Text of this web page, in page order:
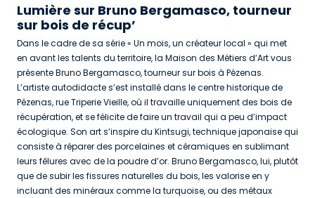
Lumière sur Bruno Bergamasco, tourneur
sur bois de récup’
Dans le cadre de sa série « Un mois, un créateur local » qui met
en avant les talents du territoire, la Maison des Métiers d’Art vous
présente Bruno Bergamasco, tourneur sur bois à Pézenas.
L’artiste autodidacte s’est installé dans le centre historique de
Pézenas, rue Triperie Vieille, où il travaille uniquement des bois de
récupération, et se félicite de faire un travail qui a peu d’impact
écologique. Son art s’inspire du Kintsugi, technique japonaise qui
consiste à réparer des porcelaines et céramiques en sublimant
leurs fêlures avec de la poudre d’or. Bruno Bergamasco, lui, plutôt
que de subir les fissures naturelles du bois, les valorise en y
incluant des minéraux comme la turquoise, ou des métaux